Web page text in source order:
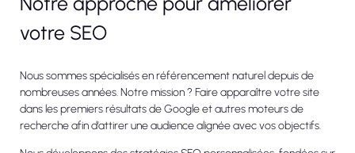
votre SEO
Nous sommes spécialisés en référencement naturel depuis de
nombreuses années. Notre mission ? Faire apparaître votre site
dans les premiers résultats de Google et autres moteurs de
recherche afin d’attirer une audience alignée avec vos objectifs.